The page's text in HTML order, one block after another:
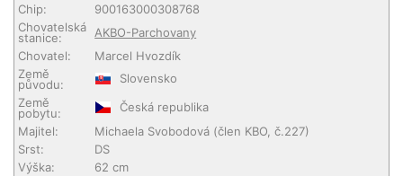
Chip:
900163000308768
Chovatelská
stanice:
AKBO-Parchovany
Chovatel:
Marcel Hvozdík
Země
původu:
Slovensko
Země
pobytu:
Česká republika
Majitel:
Michaela Svobodová (člen KBO, č.227)
Srst:
DS
Výška:
62 cm